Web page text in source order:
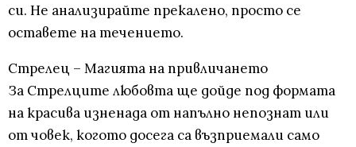
си. Не анализирайте прекалено, просто се
оставете на течението.
Стрелец – Магията на привличането
За Стрелците любовта ще дойде под формата
на красива изненада от напълно непознат или
от човек, когото досега са възприемали само